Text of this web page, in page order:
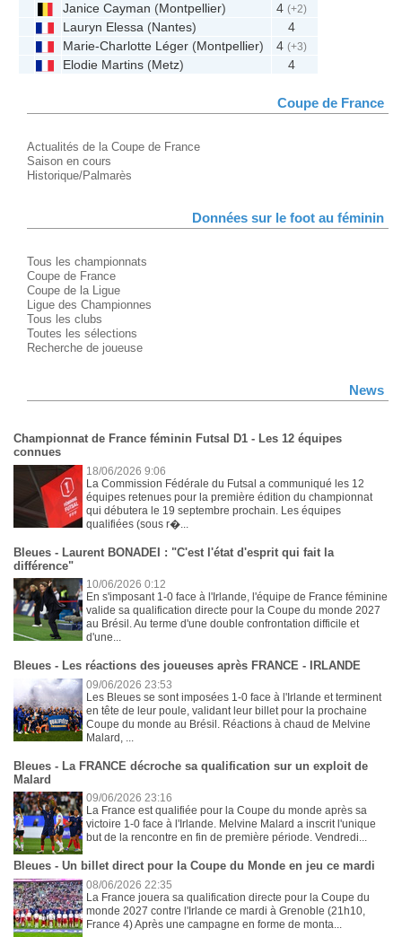
Janice Cayman (Montpellier) 4(+2)
Lauryn Elessa (Nantes)
4
Marie-Charlotte Léger (Montpellier) 4(+3)
Elodie Martins (Metz) 4
Coupe de France
Actualités de la Coupe de France
Saison en cours
Historique/Palmarès
Données sur le foot au féminin
Tous les championnats
Coupe de France
Coupe de la Ligue
Ligue des Championnes
Tous les clubs
Toutes les sélections
Recherche de joueuse
News
Championnat de France féminin Futsal D1 - Les 12 équipes
connues
18/06/2026 9:06
La Commission Fédérale du Futsal a communiqué les 12
équipes retenues pour la première édition du championnat
qui débutera le 19 septembre prochain. Les équipes
qualifiées (sous r�...
Bleues - Laurent BONADEI : "C'est l'état d'esprit qui fait la
différence"
10/06/2026 0:12
En s'imposant 1-0 face à l'Irlande, l'équipe de France féminine
valide sa qualification directe pour la Coupe du monde 2027
au Brésil. Au terme d'une double confrontation difficile et
d'une...
Bleues - Les réactions des joueuses après FRANCE - IRLANDE
09/06/2026 23:53
Les Bleues se sont imposées 1-0 face à l'Irlande et terminent
en tête de leur poule, validant leur billet pour la prochaine
Coupe du monde au Brésil. Réactions à chaud de Melvine
Malard, ...
Bleues - La FRANCE décroche sa qualification sur un exploit de
Malard
09/06/2026 23:16
La France est qualifiée pour la Coupe du monde après sa
victoire 1-0 face à l'Irlande. Melvine Malard a inscrit l'unique
but de la rencontre en fin de première période. Vendredi...
Bleues - Un billet direct pour la Coupe du Monde en jeu ce mardi
08/06/2026 22:35
La France jouera sa qualification directe pour la Coupe du
monde 2027 contre l'Irlande ce mardi à Grenoble (21h10,
France 4) Après une campagne en forme de monta...